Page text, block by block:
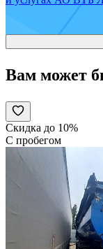
Вам может
Скидка до 10%
С пробегом